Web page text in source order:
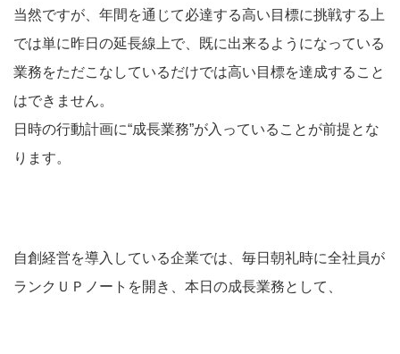
当然ですが、年間を通じて必達する高い目標に挑戦する上
では単に昨日の延長線上で、既に出来るようになっている
業務をただこなしているだけでは高い目標を達成すること
はできません。
日時の行動計画に“成長業務”が入っていることが前提とな
ります。
自創経営を導入している企業では、毎日朝礼時に全社員が
ランクＵＰノートを開き、本日の成長業務として、